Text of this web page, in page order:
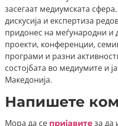
засегаат медиумската
дискусија и експертиза
придонес на меѓународни
проекти, конференции,
програми и разни
состојбата во медиумите и
Македонија.
Напишете
Мора да се пријавите за да